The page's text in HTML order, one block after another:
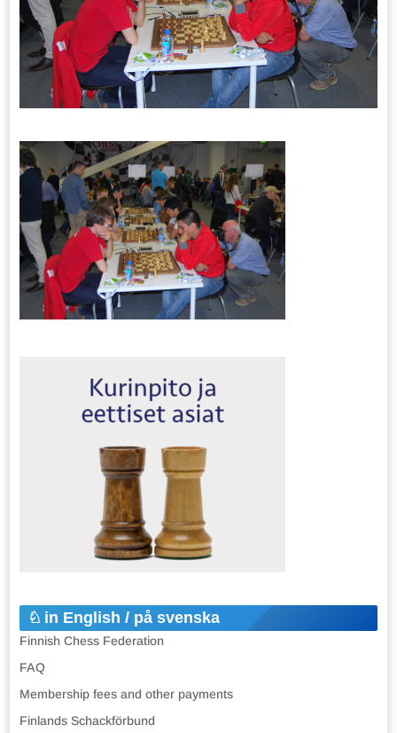
in English / på svenska
Finnish Chess Federation
FAQ
Membership fees and other payments
Finlands Schackförbund